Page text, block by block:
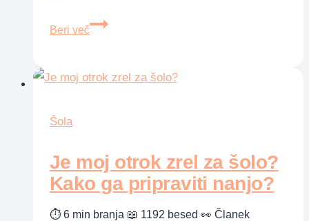
Beri več
Pedagoginja
o
in
v
šoli
Šola
Je moj otrok zrel za šolo?
Kako ga pripraviti nanjo?
⏱ 6 min branja 📖 1192 besed 👀 Članek